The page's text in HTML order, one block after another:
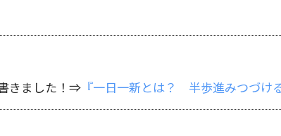
きました！⇒ 『一日一新とは？ 半歩進みつづけ